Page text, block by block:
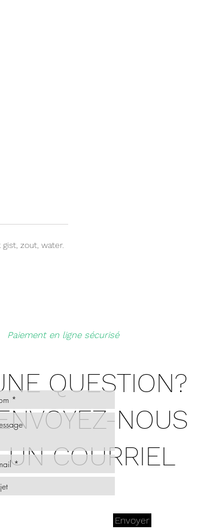
zout, water.
Paiement en ligne sécurisé
QUESTION?
NOUS
UN COURRIEL
Envoyer